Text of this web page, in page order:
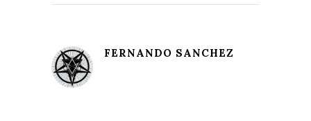
FERNANDO SANCHEZ